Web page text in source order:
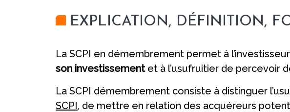
EXPLICATION, DÉFINITION,
La SCPI en démembrement permet à
son investissementet à l’usufruitier de percevoir
La SCPI démembrement consiste à distinguer
SCPI, de mettre en relation des acquéreurs